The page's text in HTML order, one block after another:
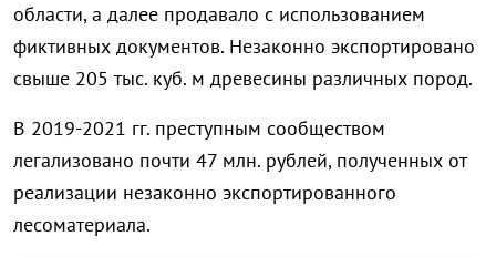
области, а далее продавало с использованием
фиктивных документов. Незаконно экспортировано
свыше 205 тыс. куб. м древесины различных пород.
В 2019-2021 гг. преступным сообществом
легализовано почти 47 млн. рублей, полученных от
реализации незаконно экспортированного
лесоматериала.